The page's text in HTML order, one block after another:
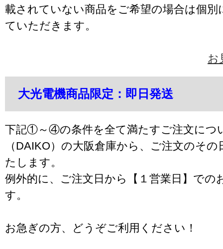
載されていない商品をご希望の場合は個別
ていただきます。
お
大光電機商品限定：即日発送
下記①～④の条件を全て満たすご注文につ
（DAIKO）の大阪倉庫から、ご注文のそ
たします。
例外的に、ご注文日から【１営業日】での
す。
お急ぎの方、どうぞご利用ください！